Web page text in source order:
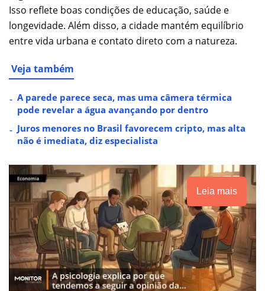
Isso reflete boas condições de educação, saúde e
longevidade. Além disso, a cidade mantém equilíbrio
entre vida urbana e contato direto com a natureza.
Veja também
A parede parece seca, mas uma câmera térmica
pode revelar a água avançando por dentro
Juros menores no Brasil favorecem cripto, mas alta
não é imediata, diz especialista
Leia mais